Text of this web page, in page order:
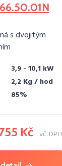
s dvojitým
3,9 - 10,1 kW
2,2 Kg / hod
85%
Kč vč. DPH